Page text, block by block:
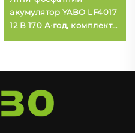
акумулятор YABO LF4017
12 В 170 А·год, комплект
накопичення сонячної
енергії